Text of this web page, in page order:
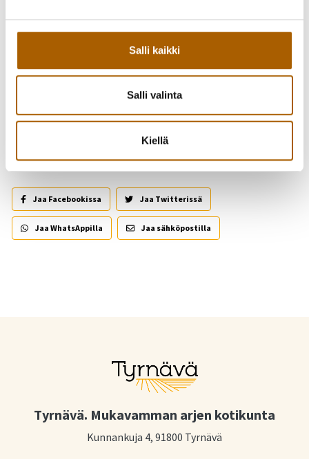
Salli kaikki
Salli valinta
Kiellä
Takaisin tapahtumiin
Kutsu kaveri mukaan!
Jaa Facebookissa Jaa Twitterissä
Jaa WhatsAppilla Jaa sähköpostilla
Tyrnävä. Mukavamman arjen kotikunta
Kunnankuja 4, 91800 Tyrnävä